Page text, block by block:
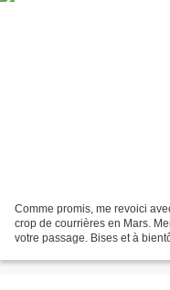
Comme promis, me revoici
crop de courrières en Mars.
votre passage. Bises et à